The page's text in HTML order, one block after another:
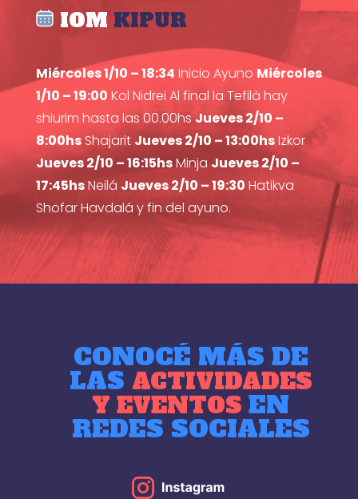
IOM KIPUR
Miércoles 1/10 – 18:34 Inicio Ayuno Miércoles
1/10 – 19:00 Kol Nidrei Al final la Tefilà hay
shiurim hasta las 00.00hsJueves 2/10 –
8:00hsShajarit Jueves 2/10 – 13:00hsIzkor
Jueves 2/10 – 16:15hsMinja Jueves 2/10 –
17:45hsNeilá Jueves 2/10 – 19:30 Hatikva
Shofar Havdalá y fin del ayuno.
CONOCÉ MÁS DE
LAS ACTIVIDADES
Y EVENTOSEN
REDES SOCIALES